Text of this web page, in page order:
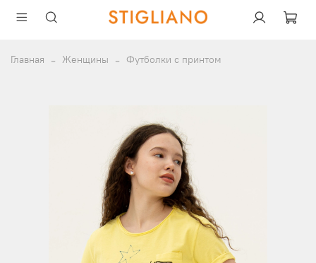
Главная Женщины Футболки с принтом